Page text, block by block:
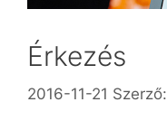
Érkezés
2016-11-21 Szerző: